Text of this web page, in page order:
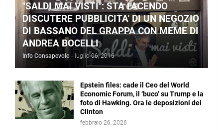
"SALDI MAI VISTI": STA FACENDO
DISCUTERE PUBBLICITA' DI UN NEGOZIO
DI BASSANO DEL GRAPPA CON MEME DI
ANDREA BOCELLI
Info Consapevole - luglio 06, 2016
Epstein files: cade il Ceo del World
Economic Forum, il ‘buco’ su Trump e la
foto di Hawking. Ora le deposizioni dei
Clinton
febbraio 26, 2026